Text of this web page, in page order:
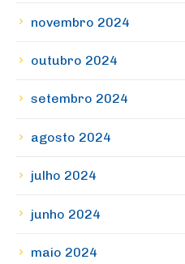
novembro 2024
outubro 2024
setembro 2024
agosto 2024
julho 2024
junho 2024
maio 2024